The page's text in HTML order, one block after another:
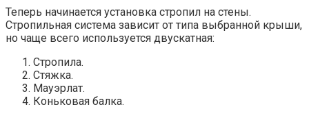
Теперь начинается установка стропил на стены.
Стропильная система зависит от типа выбранной крыши,
но чаще всего используется двускатная:
Стропила.
Стяжка.
Мауэрлат.
Коньковая балка.